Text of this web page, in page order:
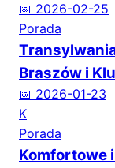
📅 2026-02-25
Porada
Braszów i
📅 2026-01-23
K
Porada
Komfortowe